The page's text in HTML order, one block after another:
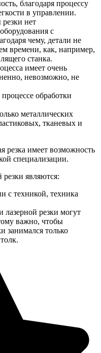
благодаря процессу
в управлении.
нет
с
чему, детали не
времени, как, например,
станка.
имеет очень
невозможно, не
обработки
металлических
тканевых и
резка имеет возможность
специализации.
являются:
с техникой, техника
резки могут
важно, чтобы
занимался только